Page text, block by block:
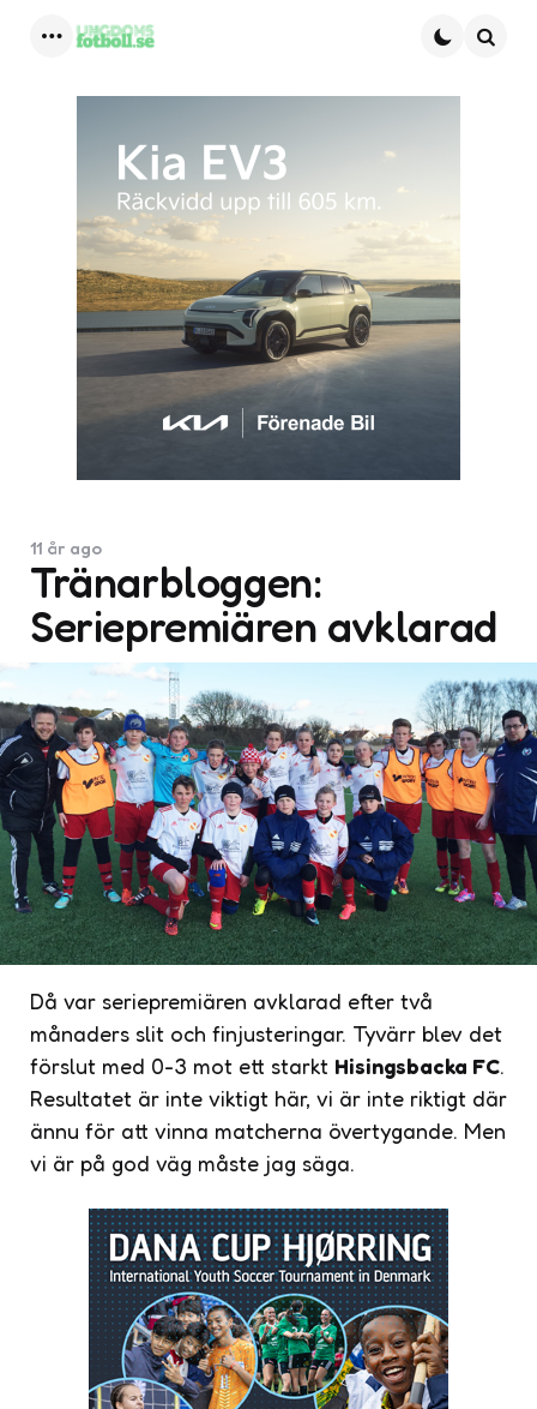
Tränarbloggen:
Seriepremiären avklarad
11 år ago
Då var seriepremiären avklarad efter två
månaders slit och finjusteringar. Tyvärr blev det
förslut med 0-3 mot ett starkt Hisingsbacka FC.
Resultatet är inte viktigt här, vi är inte riktigt där
ännu för att vinna matcherna övertygande. Men
vi är på god väg måste jag säga.